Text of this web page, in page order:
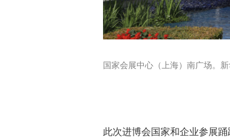
国家会展中心（上海）南广场。
此次进博会国家和企业参展